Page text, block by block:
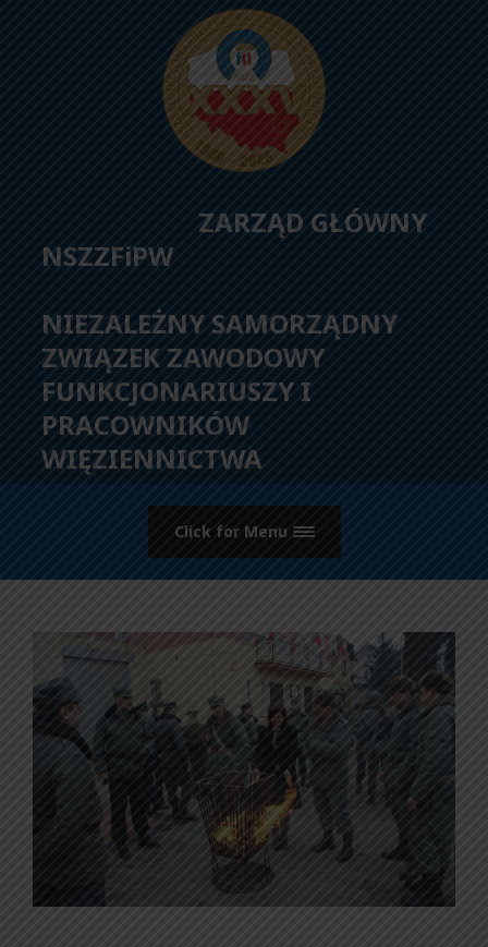
ZARZĄD GŁÓWNY
NSZZFiPW
NIEZALEŻNY SAMORZĄDNY
ZWIĄZEK ZAWODOWY
FUNKCJONARIUSZY I
PRACOWNIKÓW
WIĘZIENNICTWA
Click for Menu